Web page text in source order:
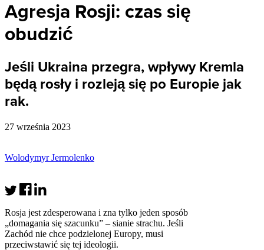
Agresja Rosji: czas się
obudzić
Jeśli Ukraina przegra, wpływy Kremla
będą rosły i rozleją się po Europie jak
rak.
27 września 2023
Wolodymyr Jermolenko
Rosja jest zdesperowana i zna tylko jeden sposób
„domagania się szacunku” – sianie strachu. Jeśli
Zachód nie chce podzielonej Europy, musi
przeciwstawić się tej ideologii.